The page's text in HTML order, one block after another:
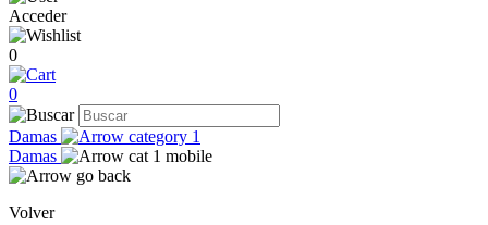
Acceder
0
0
Damas
Damas
Volver